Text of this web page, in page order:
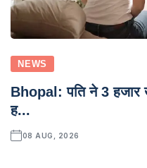
NEWS
Bhopal: पति ने 3 हजार
ह...
08 AUG, 2026